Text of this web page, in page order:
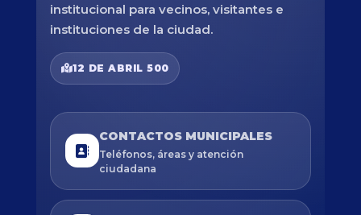
institucional para vecinos, visitantes e
instituciones de la ciudad.
12 DE ABRIL 500
CONTACTOS MUNICIPALES
Teléfonos, áreas y atención
ciudadana